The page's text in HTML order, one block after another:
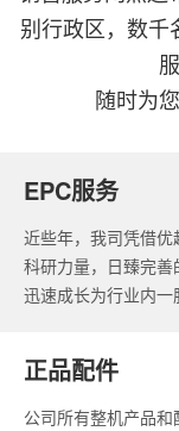
别行政区，数千
随时为
EPC服务
近些年，我司凭借
科研力量，日臻完
迅速成长为行业内一
正品配件
公司所有整机产品